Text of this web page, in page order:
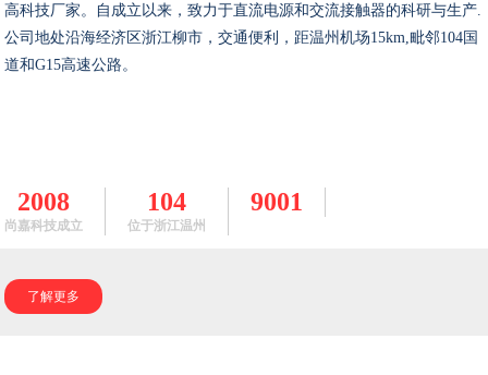
高科技厂家。自成立以来，致力于直流电源和交流接触器的科研与生产.
公司地处沿海经济区浙江柳市，交通便利，距温州机场15km,毗邻104国
道和G15高速公路。
2008
尚嘉科技成立
104
位于浙江温州
9001
了解更多